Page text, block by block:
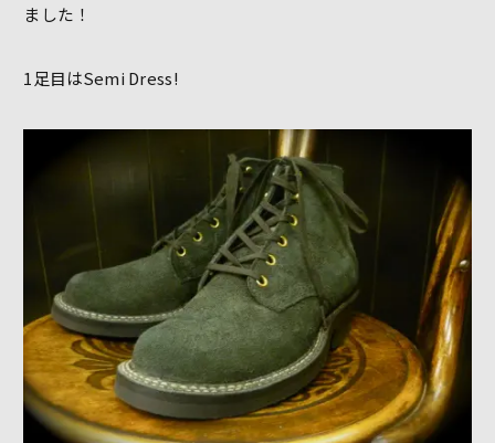
ました！
1足目はSemi Dress!